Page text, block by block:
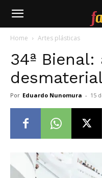
Farofafá
Home Artes plásticas
34ª Bienal:
Por Eduardo Nunomura - 15